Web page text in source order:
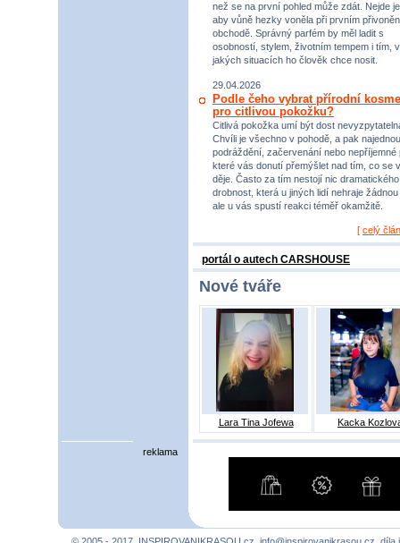
než se na první pohled může zdát. Nejde
aby vůně hezky voněla při prvním
obchodě. Správný parfém by měl ladit s
osobností, stylem, životním tempem i tím, v
jakých situacích ho člověk chce nosit.
29.04.2026
Podle čeho vybrat přírodní
pro citlivou pokožku?
Citlivá pokožka umí být dost
Chvíli je všechno v pohodě, a pak
podráždění, začervenání nebo nepříjemné
které vás donutí přemýšlet nad tím, co se
děje. Často za tím nestojí nic
drobnost, která u jiných lidí nehraje žádnou
ale u vás spustí reakci téměř okamžitě.
[ celý
portál o autech CARSHOUSE
Nové tváře
Lara Tina Jofewa Kacka
reklama